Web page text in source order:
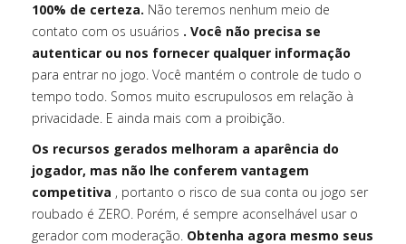
100% de certeza. Não teremos nenhum meio de
contato com os usuários . Você não precisa se
autenticar ou nos fornecer qualquer informação
para entrar no jogo. Você mantém o controle de tudo o
tempo todo. Somos muito escrupulosos em relação à
privacidade. E ainda mais com a proibição.
Os recursos gerados melhoram a aparência do
jogador, mas não lhe conferem vantagem
competitiva , portanto o risco de sua conta ou jogo ser
roubado é ZERO. Porém, é sempre aconselhável usar o
gerador com moderação. Obtenha agora mesmo seus